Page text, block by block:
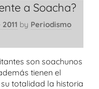
a Soacha?
by Periodismo
son soachunos
tienen el
totalidad la historia